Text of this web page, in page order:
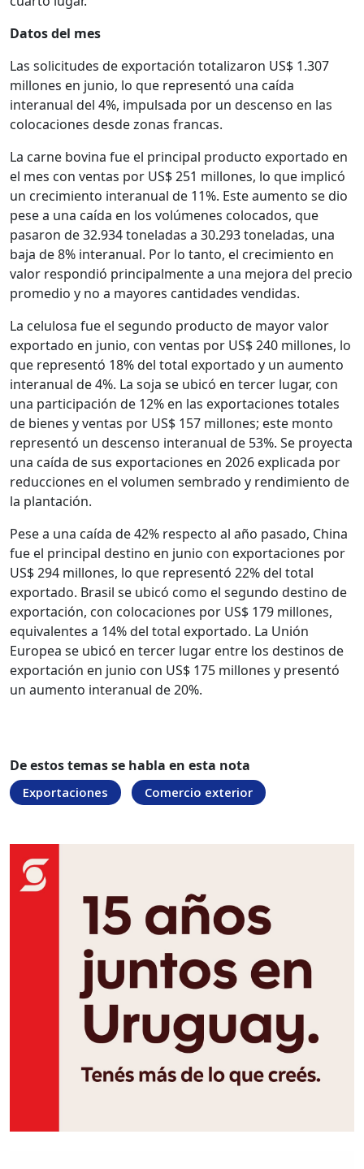
Datos del mes
Las solicitudes de exportación totalizaron US$ 1.307
millones en junio, lo que representó una caída
interanual del 4%, impulsada por un descenso en las
colocaciones desde zonas francas.
La carne bovina fue el principal producto exportado en
el mes con ventas por US$ 251 millones, lo que implicó
un crecimiento interanual de 11%. Este aumento se dio
pese a una caída en los volúmenes colocados, que
pasaron de 32.934 toneladas a 30.293 toneladas, una
baja de 8% interanual. Por lo tanto, el crecimiento en
valor respondió principalmente a una mejora del precio
promedio y no a mayores cantidades vendidas.
La celulosa fue el segundo producto de mayor valor
exportado en junio, con ventas por US$ 240 millones, lo
que representó 18% del total exportado y un aumento
interanual de 4%. La soja se ubicó en tercer lugar, con
una participación de 12% en las exportaciones totales
de bienes y ventas por US$ 157 millones; este monto
representó un descenso interanual de 53%. Se proyecta
una caída de sus exportaciones en 2026 explicada por
reducciones en el volumen sembrado y rendimiento de
la plantación.
Pese a una caída de 42% respecto al año pasado, China
fue el principal destino en junio con exportaciones por
US$ 294 millones, lo que representó 22% del total
exportado. Brasil se ubicó como el segundo destino de
exportación, con colocaciones por US$ 179 millones,
equivalentes a 14% del total exportado. La Unión
Europea se ubicó en tercer lugar entre los destinos de
exportación en junio con US$ 175 millones y presentó
un aumento interanual de 20%.
De estos temas se habla en esta nota
Exportaciones Comercio exterior